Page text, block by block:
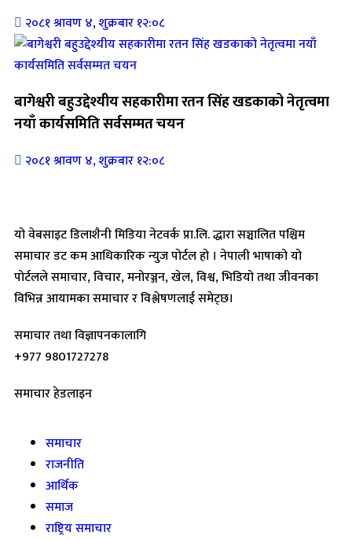
२०८१ श्रावण ४, शुक्रबार १२:०८
बागेश्वरी बहुउद्देश्यीय सहकारीमा रतन सिंह खडकाको नेतृत्वमा
नयाँ कार्यसमिति सर्वसम्मत चयन
२०८१ श्रावण ४, शुक्रबार १२:०८
यो वेबसाइट डिलाशैनी मिडिया नेटवर्क प्रा.लि. द्धारा सञ्चालित पश्चिम
समाचार डट कम आधिकारिक न्युज पोर्टल हो । नेपाली भाषाको यो
पोर्टलले समाचार, विचार, मनोरञ्जन, खेल, विश्व, भिडियो तथा जीवनका
विभिन्न आयामका समाचार र विश्लेषणलाई समेट्छ।
समाचार तथा विज्ञापनकालागि
+977 9801727278
समाचार हेडलाइन
समाचार
राजनीति
आर्थिक
समाज
राष्ट्रिय समाचार